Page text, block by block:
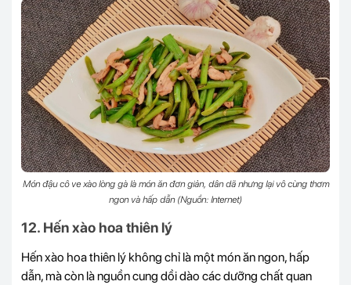
Món đậu cô ve xào lòng gà là món ăn đơn giản, dân dã nhưng lại vô cùng thơm
ngon và hấp dẫn (Nguồn: Internet)
12. Hến xào hoa thiên lý
Hến xào hoa thiên lý không chỉ là một món ăn ngon, hấp
dẫn, mà còn là nguồn cung dồi dào các dưỡng chất quan